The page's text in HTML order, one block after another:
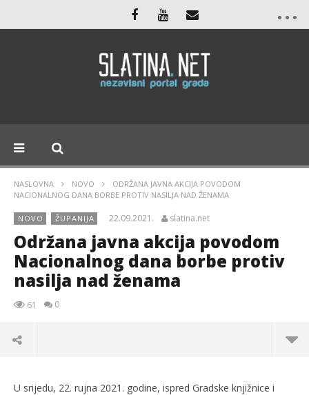
NASLOVNA NOVO
ODRŽANA JAVNA AKCIJA POVODOM
NACIONALNOG DANA BORBE PROTIV NASILJA NAD ŽENAMA
NOVO ŽUPANIJA 22.09.2021. slatina.net
Održana javna akcija povodom
Nacionalnog dana borbe protiv
nasilja nad ženama
61 0
U srijedu, 22. rujna 2021. godine, ispred Gradske knjižnice i